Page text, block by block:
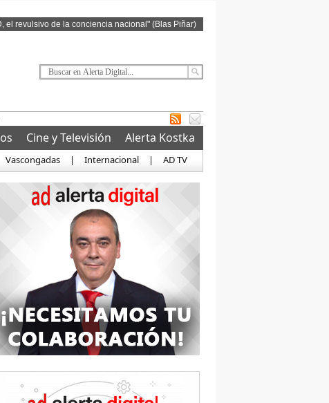
el revulsivo de la conciencia nacional" (Blas Piñar)
Cine y Televisión
Alerta Kostka
Vascongadas | Internacional | AD TV